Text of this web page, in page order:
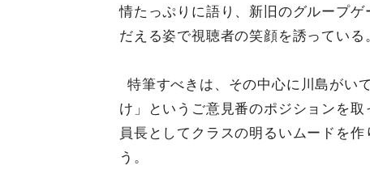
情たっぷりに語り、新旧のグループ
だえる姿で視聴者の笑顔を誘っている
特筆すべきは、その中心に川島がい
け」というご意見番のポジションを
員長としてクラスの明るいムードを
う。